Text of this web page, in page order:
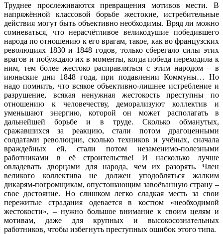
Труднее прослеживаются превращения мотивов мести. В
напряжённой классовой борьбе жестокие, истребительные
действия могут быть объективно необходимы. Вряд ли можно
сомневаться, что нерасчётливое великодушие победившего
народа по отношению к его врагам, такое, как во французских
революциях 1830 и 1848 годов, только сберегало силы этих
врагов и побуждало их в моменты, когда победа переходила к
ним, тем более жестоко расправляться с этим народом – в
июньские дни 1848 года, при подавлении Коммуны… Но
надо помнить, что всякое объективно-лишнее истребление и
разрушение, всякая ненужная жестокость преступны по
отношению к человечеству, деморализуют коллектив и
уменьшают энергию, которой он может располагать в
дальнейшей борьбе и в труде. Сколько обманутых,
сражавшихся за реакцию, стали потом драгоценными
солдатами революции, сколько техников и учёных, сначала
враждебных ей, стали потом незаменимо-полезными
работниками в её строительстве! И насколько лучше
овладевать дворцами для народа, чем их разорять. Член
великого коллектива не должен уподобляться жалким
дикарям-погромщикам, опустошающим завоёванную страну –
свое достояние. Но слишком легко сладкая месть за свои
пережитые страдания одевается в костюм «необходимой
жестокости», – нужно большое внимание к своим целям и
мотивам, даже для крупных и высокосознательных
работников, чтобы избегнуть преступных ошибок этого типа.